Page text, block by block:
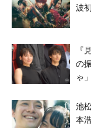
波
『
の
ゃ」
池
本